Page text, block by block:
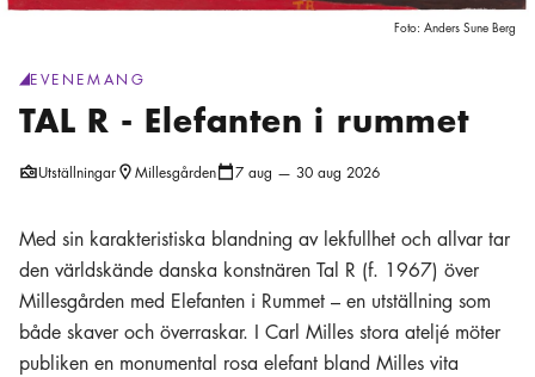
generic.category
EVENEMANG
TAL R - Elefanten i rummet
UtställningarPlats ikon
MillesgårdenKalender ikon
7 aug — 30 aug 2026
Foto: Anders Sune Berg
Med sin karakteristiska blandning av lekfullhet och allvar tar
den världskände danska konstnären Tal R (f. 1967) över
Millesgården med Elefanten i Rummet – en utställning som
både skaver och överraskar. I Carl Milles stora ateljé möter
publiken en monumental rosa elefant bland Milles vita